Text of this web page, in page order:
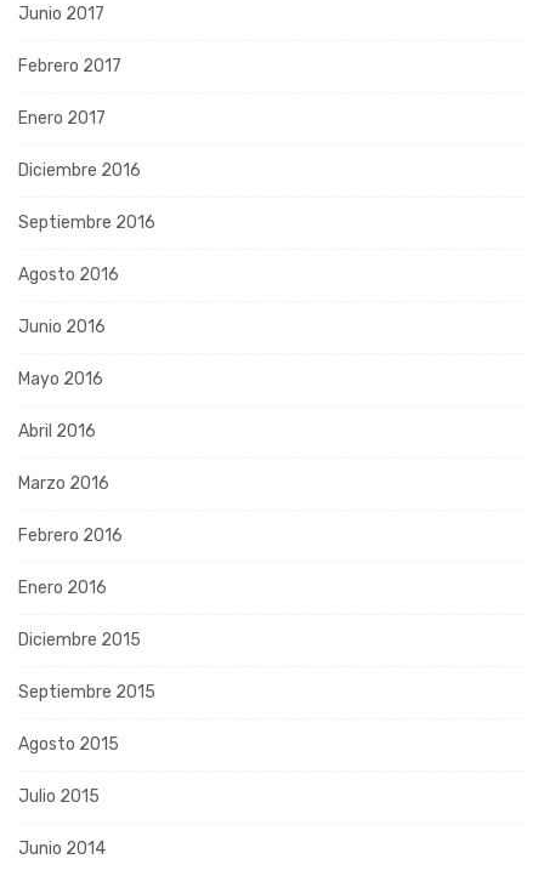
Junio 2017
Febrero 2017
Enero 2017
Diciembre 2016
Septiembre 2016
Agosto 2016
Junio 2016
Mayo 2016
Abril 2016
Marzo 2016
Febrero 2016
Enero 2016
Diciembre 2015
Septiembre 2015
Agosto 2015
Julio 2015
Junio 2014